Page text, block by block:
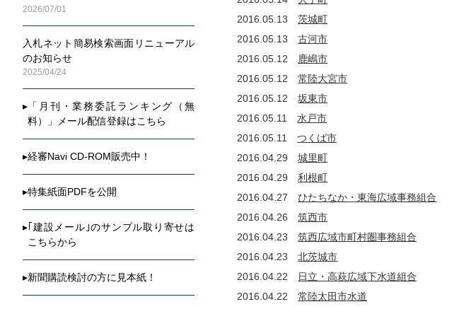
2026/07/01
入札ネット簡易検索画面リニューアル
のお知らせ
2025/04/24
▸ 「月刊・業務委託ランキング（無
料）」メール配信登録はこちら
▸経審Navi CD-ROM販売中！
▸特集紙面PDFを公開
▸ ｢建設メール｣のサンプル取り寄せは
こちらから
▸新聞購読検討の方に見本紙！
国・公団
茨城
2011年
国・公団
2016.05.13
茨城町
2016.05.13
古河市
2016.05.12
鹿嶋市
2016.05.12
常陸大宮市
2016.05.12
坂東市
2016.05.11
水戸市
2016.05.11
つくば市
2016.04.29
城里町
2016.04.29
利根町
2016.04.27
ひたちなか・東海広域事務組合
2016.04.26
筑西市
2016.04.23
筑西広域市町村圏事務組合
2016.04.23
北茨城市
2016.04.22
日立・高萩広域下水道組合
2016.04.22
常陸太田市水道